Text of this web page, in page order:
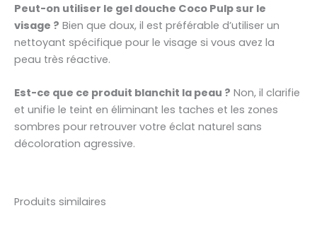
Peut-on utiliser le gel douche Coco Pulp sur le
visage ? Bien que doux, il est préférable d’utiliser un
nettoyant spécifique pour le visage si vous avez la
peau très réactive.
Est-ce que ce produit blanchit la peau ? Non, il clarifie
et unifie le teint en éliminant les taches et les zones
sombres pour retrouver votre éclat naturel sans
décoloration agressive.
Produits similaires